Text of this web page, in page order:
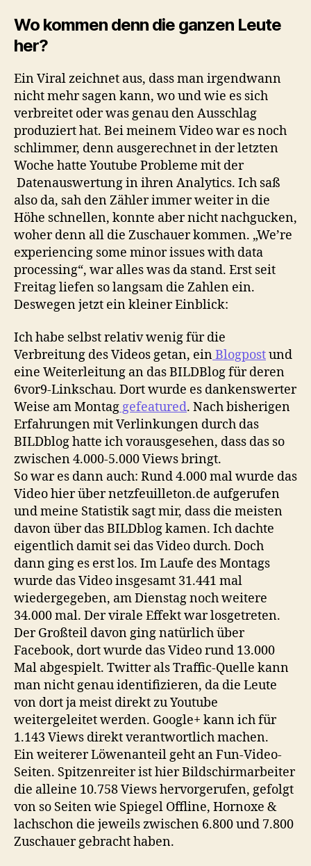
Wo kommen denn die ganzen Leute
her?
Ein Viral zeichnet aus, dass man irgendwann
nicht mehr sagen kann, wo und wie es sich
verbreitet oder was genau den Ausschlag
produziert hat. Bei meinem Video war es noch
schlimmer, denn ausgerechnet in der letzten
Woche hatte Youtube Probleme mit der
Datenauswertung in ihren Analytics. Ich saß
also da, sah den Zähler immer weiter in die
Höhe schnellen, konnte aber nicht nachgucken,
woher denn all die Zuschauer kommen. „We’re
experiencing some minor issues with data
processing“, war alles was da stand. Erst seit
Freitag liefen so langsam die Zahlen ein.
Deswegen jetzt ein kleiner Einblick:
Ich habe selbst relativ wenig für die
Verbreitung des Videos getan, einBlogpostund
eine Weiterleitung an das BILDBlog für deren
6vor9-Linkschau. Dort wurde es dankenswerter
Weise am Montaggefeatured. Nach bisherigen
Erfahrungen mit Verlinkungen durch das
BILDblog hatte ich vorausgesehen, dass das so
zwischen 4.000-5.000 Views bringt.
So war es dann auch: Rund 4.000 mal wurde das
Video hier über netzfeuilleton.de aufgerufen
und meine Statistik sagt mir, dass die meisten
davon über das BILDblog kamen. Ich dachte
eigentlich damit sei das Video durch. Doch
dann ging es erst los. Im Laufe des Montags
wurde das Video insgesamt 31.441 mal
wiedergegeben, am Dienstag noch weitere
34.000 mal. Der virale Effekt war losgetreten.
Der Großteil davon ging natürlich über
Facebook, dort wurde das Video rund 13.000
Mal abgespielt. Twitter als Traffic-Quelle kann
man nicht genau identifizieren, da die Leute
von dort ja meist direkt zu Youtube
weitergeleitet werden. Google+ kann ich für
1.143 Views direkt verantwortlich machen.
Ein weiterer Löwenanteil geht an Fun-Video-
Seiten. Spitzenreiter ist hier Bildschirmarbeiter
die alleine 10.758 Views hervorgerufen, gefolgt
von so Seiten wie Spiegel Offline, Hornoxe &
lachschon die jeweils zwischen 6.800 und 7.800
Zuschauer gebracht haben.